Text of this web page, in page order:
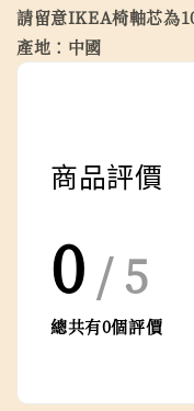
請留意IKEA椅軸芯為
產地：中國
商品評價
0 / 5
總共有0個評價